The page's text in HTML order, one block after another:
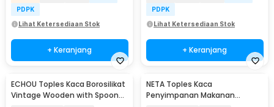
PDPK
Lihat Ketersediaan Stok
+ Keranjang
PDPK
Lihat Ketersediaan Stok
+ Keranjang
ECHOU Toples Kaca Borosilikat
Vintage Wooden with Spoon
NETA Toples Kaca
Penyimpanan Makanan